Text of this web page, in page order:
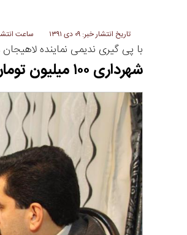
تاریخ انتشار خبر: ۰۹ دی ۱۳۹۱ ساعت انتشار
با پی گیری ندیمی نماینده
شهرداری ۱۰۰ میلیون تومان برای ورزش سیاهکل در نظر می گیرد